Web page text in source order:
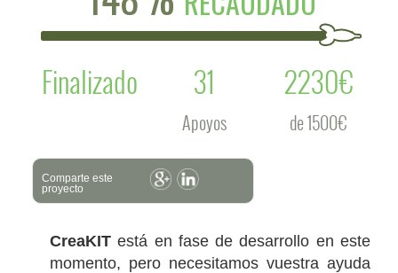
Finalizado
31
Apoyos
2230€
de 1500€
Comparte este
proyecto
CreaKITestá en fase de desarrollo en este
momento, pero necesitamos vuestra ayuda